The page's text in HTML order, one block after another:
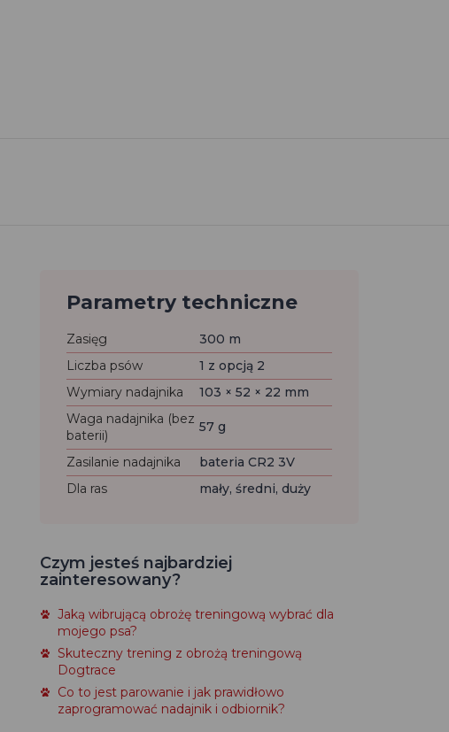
Parametry techniczne
Zasięg
300 m
Liczba psów
1 z opcją 2
Wymiary nadajnika
103 × 52 × 22 mm
Waga nadajnika (bez
baterii)
57 g
Zasilanie nadajnika
bateria CR2 3V
Dla ras
mały, średni, duży
Czym jesteś najbardziej
zainteresowany?
Jaką wibrującą obrożę treningową wybrać dla
mojego psa?
Skuteczny trening z obrożą treningową
Dogtrace
Co to jest parowanie i jak prawidłowo
zaprogramować nadajnik i odbiornik?